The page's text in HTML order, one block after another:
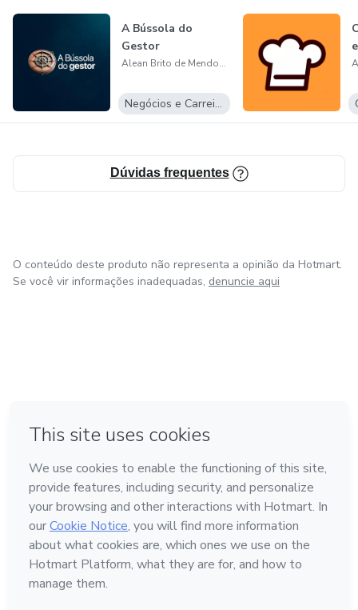
A Bússola do
Gestor
Alean Brito de Mendonça
Negócios e Carreira
Dúvidas frequentes
O conteúdo deste produto não representa a opinião da Hotmart.
Se você vir informações inadequadas, denuncie aqui
Feito com ❤ na Cidade do México
Conheça a Hotmart
Idioma
Português